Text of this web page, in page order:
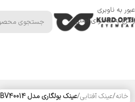
عبور به ناوبری
رفتن به محتوای اصلی
خانه/عینک آفتابی/عینک بولگاری مدل BV40014